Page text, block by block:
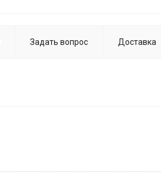
Задать вопрос Доставка